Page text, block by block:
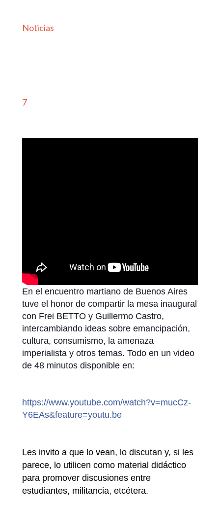
Noticias
7
En el encuentro martiano de Buenos Aires
tuve el honor de compartir la mesa inaugural
con Frei BETTO y Guillermo Castro,
intercambiando ideas sobre emancipación,
cultura, consumismo, la amenaza
imperialista y otros temas. Todo en un video
de 48 minutos disponible en:
https://www.youtube.com/watch?v=mucCz-
Y6EAs&feature=youtu.be
Les invito a que lo vean, lo discutan y, si les
parece, lo utilicen como material didáctico
para promover discusiones entre
estudiantes, militancia, etcétera.